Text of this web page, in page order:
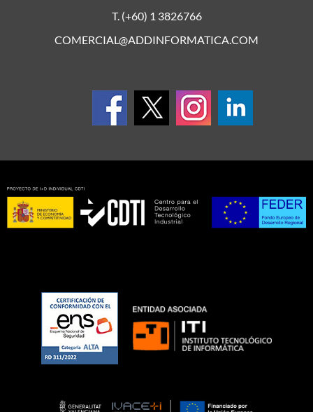
T. (+60) 1 3826766
COMERCIAL@ADDINFORMATICA.COM